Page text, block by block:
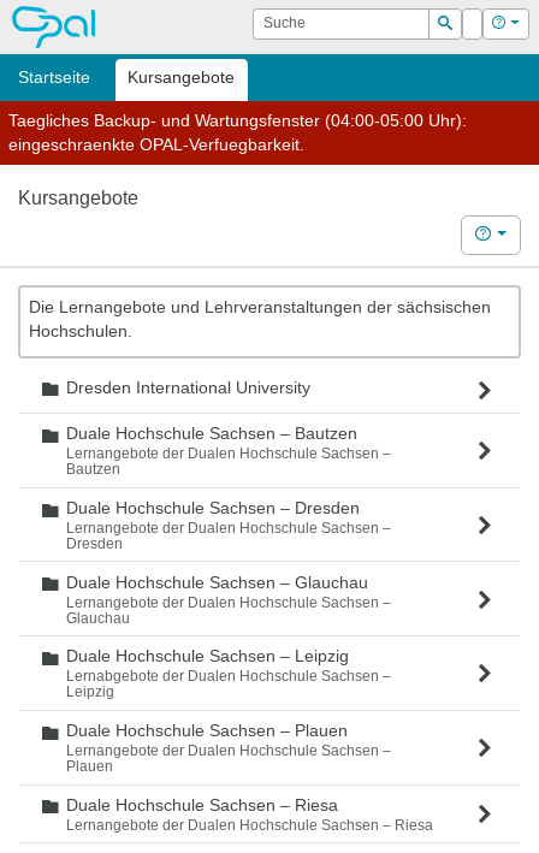
OPAL Suche
Suchen
Login Hilfe
Startseite Kursangebote
Taegliches Backup- und Wartungsfenster (04:00-05:00 Uhr):
eingeschraenkte OPAL-Verfuegbarkeit.
Kursangebote
Hilfe
Die Lernangebote und Lehrveranstaltungen der sächsischen
Hochschulen.
Ordner
Dresden International University
Ordner
Duale Hochschule Sachsen – Bautzen
Lernangebote der Dualen Hochschule Sachsen –
Bautzen
Ordner
Duale Hochschule Sachsen – Dresden
Lernangebote der Dualen Hochschule Sachsen –
Dresden
Ordner
Duale Hochschule Sachsen – Glauchau
Lernangebote der Dualen Hochschule Sachsen –
Glauchau
Ordner
Duale Hochschule Sachsen – Leipzig
Lernabgebote der Dualen Hochschule Sachsen –
Leipzig
Ordner
Duale Hochschule Sachsen – Plauen
Lernangebote der Dualen Hochschule Sachsen –
Plauen
Ordner
Duale Hochschule Sachsen – Riesa
Lernangebote der Dualen Hochschule Sachsen – Riesa